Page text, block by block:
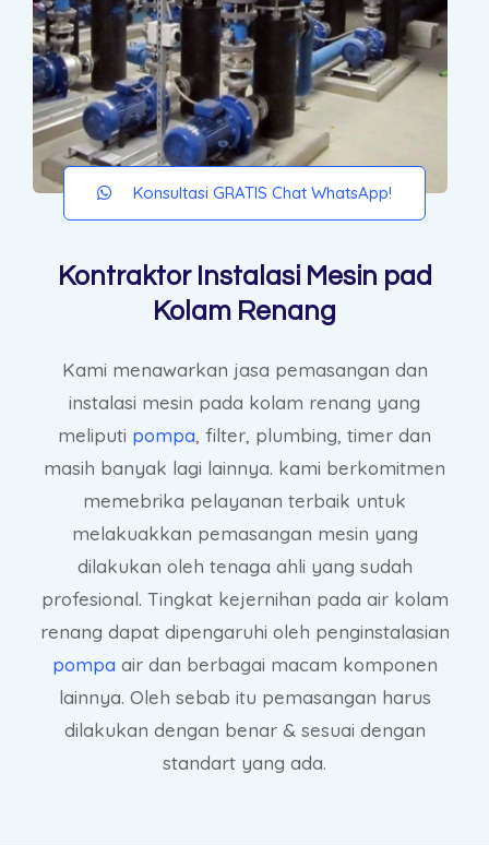
Konsultasi GRATIS Chat WhatsApp!
Kontraktor Instalasi Mesin pad
Kolam Renang
Kami menawarkan jasa pemasangan dan
instalasi mesin pada kolam renang yang
meliputi pompa, filter, plumbing, timer dan
masih banyak lagi lainnya. kami berkomitmen
memebrika pelayanan terbaik untuk
melakuakkan pemasangan mesin yang
dilakukan oleh tenaga ahli yang sudah
profesional. Tingkat kejernihan pada air kolam
renang dapat dipengaruhi oleh penginstalasian
pompa air dan berbagai macam komponen
lainnya. Oleh sebab itu pemasangan harus
dilakukan dengan benar & sesuai dengan
standart yang ada.